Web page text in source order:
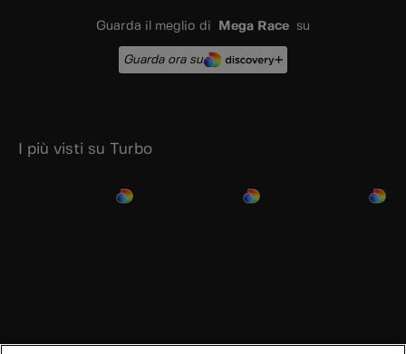
Guarda il meglio di Mega Race su
Guarda ora su
I più visti su Turbo